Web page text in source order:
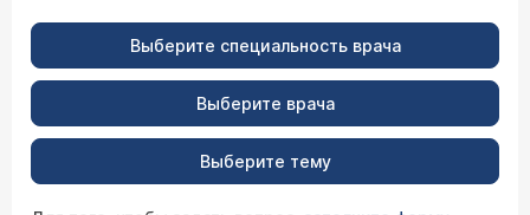
Выберите специальность врача
Выберите врача
Выберите тему